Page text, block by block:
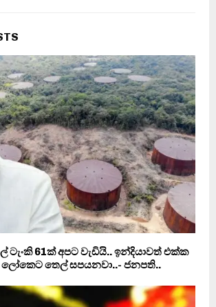
ටැංකි 61ක් අපට වැඩියි.. ඉන්දියාවත් එක්ක
ලෝකෙට තෙල් සපයනවා..- ජනපති..